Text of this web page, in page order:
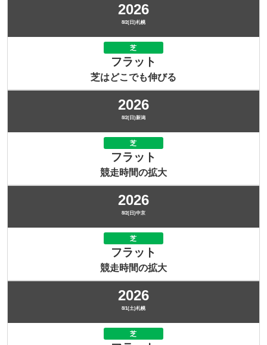
2026
8/2(日)札幌
芝
フラット
芝はどこでも伸びる
2026
8/2(日)新潟
芝
フラット
競走時間の拡大
2026
8/2(日)中京
芝
フラット
競走時間の拡大
2026
8/1(土)札幌
芝